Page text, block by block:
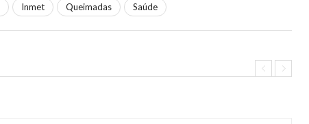
Inmet Queimadas Saúde